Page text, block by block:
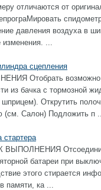
отличаются от
давления воздуха в
изменения. ...
сцепления
Отобрать возможно
из бачка с тормозной
Открутить
(см. Салон) Подложить п
стартера
батареи при
этого стирается
памяти, ка ...